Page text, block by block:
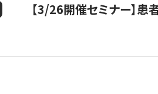
【3/26開催セミナー】